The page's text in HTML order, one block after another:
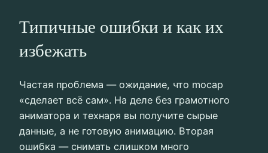
Типичные ошибки и как их
избежать
Частая проблема — ожидание, что mocap
«сделает всё сам». На деле без грамотного
аниматора и технаря вы получите сырые
данные, а не готовую анимацию. Вторая
ошибка — снимать слишком много